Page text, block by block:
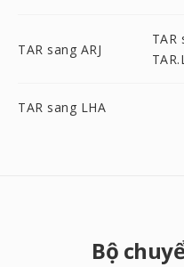
TAR sang ARJ
TAR
TAR sang LHA
Bộ